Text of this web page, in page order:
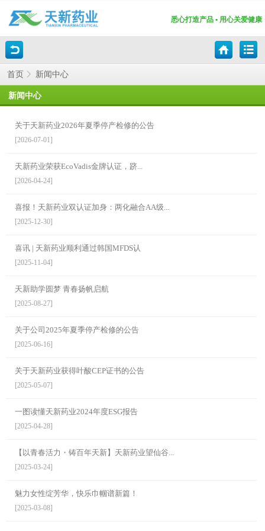
悉心打造产品 • 用心关爱健康
首页 新闻中心
新闻中心
关于天新药业2026年夏季停产检修的公告
[2026-07-01]
天新药业荣获EcoVadis金牌认证，跻...
[2026-04-24]
喜报！天新药业双认证加身：两化融合AA级...
[2025-12-30]
喜讯 | 天新药业顺利通过韩国MFDS认
[2025-11-04]
天新助学圆梦 青春扬帆启航
[2025-08-27]
关于公司2025年夏季停产检修的公告
[2025-06-16]
关于天新药业获得叶酸CEP证书的公告
[2025-05-07]
一图读懂天新药业2024年度ESG报告
[2025-04-28]
【以青春活力・铸百年天新】天新药业望仙谷...
[2025-03-24]
魅力女性绽芳华，快乐巾帼谱新篇！
[2025-03-08]